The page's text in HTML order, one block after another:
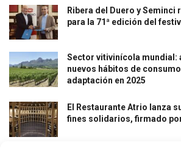
Ribera del Duero y Seminci
para la 71ª edición del
Sector vitivinícola mundial:
nuevos hábitos de
adaptación en 2025
El Restaurante Atrio lanza
fines solidarios, firmado